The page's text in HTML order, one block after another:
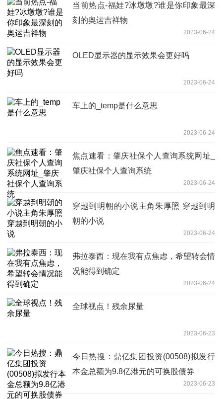
当前热点-福娃?冰墩墩?谁是你印象最深
刻的奥运吉祥物
2023-06-24
OLED显示器的显示效果会更好吗
2023-06-24
车上的_temp是什么意思
2023-06-24
焦点速看：肇庆社保个人查询系统网址_
肇庆社保个人查询系统
2023-06-24
穿越到明朝的小说主角朱厚照 穿越到明
朝的小说
2023-06-24
弗拉泰西：现在我有点焦虑，希望转会情
况能得到确定
2023-06-24
全球视点！残余尿量
2023-06-23
今日热搜：鼎亿集团投资(00508)拟发行
本金总额为9.8亿港元的可换股债券
2023-06-23